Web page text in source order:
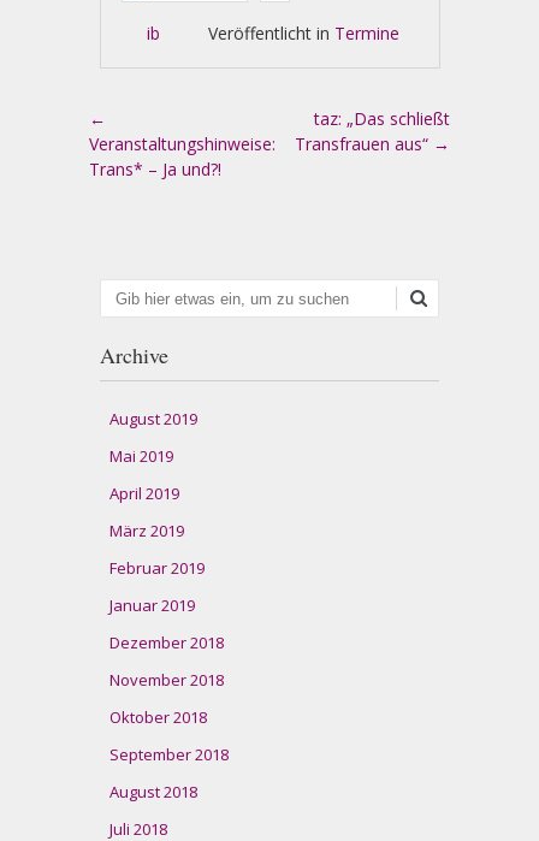
ib Veröffentlicht in Termine
Artikel-Navigation
←
Veranstaltungshinweise:
Trans* – Ja und?!
taz: „Das schließt
Transfrauen aus“ →
Suchen
Archive
August 2019
Mai 2019
April 2019
März 2019
Februar 2019
Januar 2019
Dezember 2018
November 2018
Oktober 2018
September 2018
August 2018
Juli 2018